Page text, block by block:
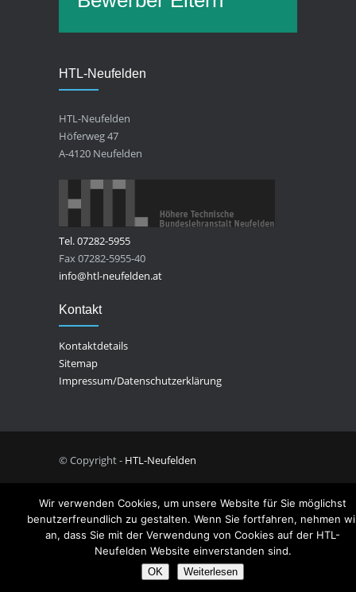
HTL-Neufelden
HTL-Neufelden
Höferweg 47
A-4120 Neufelden
Tel. 07282-5955
Fax 07282-5955-40
info@htl-neufelden.at
Kontakt
Kontaktdetails
Sitemap
Impressum/Datenschutzerklärung
© Copyright - HTL-Neufelden
Wir verwenden Cookies, um unsere Website für Sie möglichst
benutzerfreundlich zu gestalten. Wenn Sie fortfahren, nehmen
an, dass Sie mit der Verwendung von Cookies auf der HTL-
Neufelden Website einverstanden sind.
OK Weiterlesen